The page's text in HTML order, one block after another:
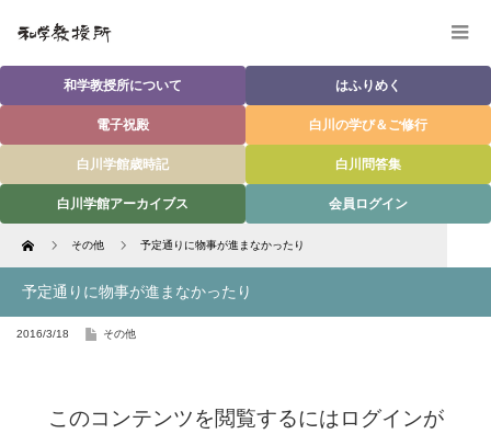
和学教授所について はふりめく
電子祝殿 白川の学び＆ご修行
白川学館歳時記 白川問答集
白川学館アーカイブス 会員ログイン
Home その他 予定通りに物事が進まなかったり
予定通りに物事が進まなかったり
2016/3/18 その他
このコンテンツを閲覧するにはログインが